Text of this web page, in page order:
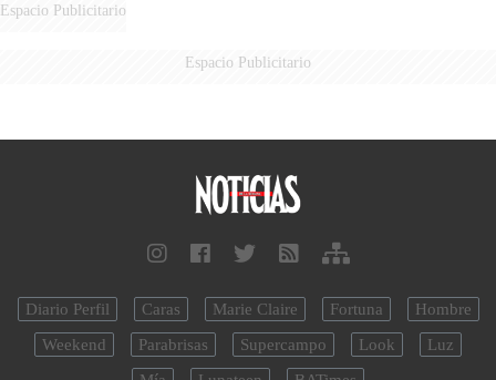
Espacio Publicitario
Espacio Publicitario
Diario Perfil Caras Marie Claire Fortuna
Hombre
Weekend
Parabrisas Supercampo Look
Luz